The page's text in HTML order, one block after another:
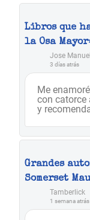
Libros que
la Osa
Jose
3 días atrás
Me
con catorce
y
Grandes
Somerset
Tamberlick
1 semana atrás